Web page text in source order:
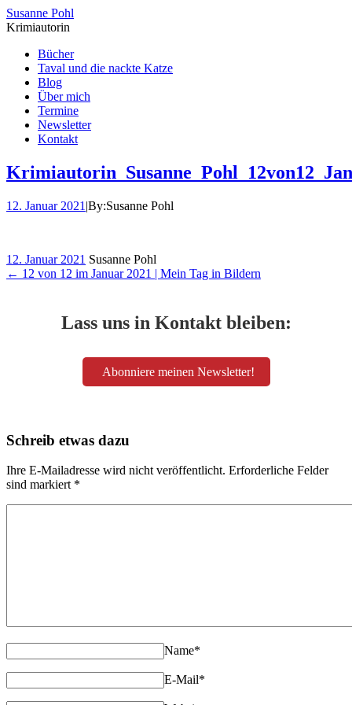
Susanne Pohl
Krimiautorin
Bücher
Taval und die nackte Katze
Blog
Über mich
Termine
Newsletter
Kontakt
12. Januar 2021 |By:Susanne Pohl
12. Januar 2021 Susanne Pohl
← 12 von 12 im Januar 2021 | Mein Tag in Bildern
Lass uns in Kontakt bleiben:
Abonniere meinen Newsletter!
Schreib etwas dazu
Ihre E-Mailadresse wird nicht veröffentlicht. Erforderliche Felder
sind markiert *
Name*
E-Mail*